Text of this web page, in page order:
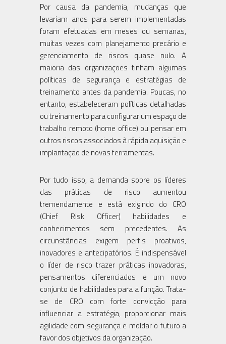
Por causa da pandemia, mudanças que
levariam anos para serem implementadas
foram efetuadas em meses ou semanas,
muitas vezes com planejamento precário e
gerenciamento de riscos quase nulo. A
maioria das organizações tinham algumas
políticas de segurança e estratégias de
treinamento antes da pandemia. Poucas, no
entanto, estabeleceram políticas detalhadas
ou treinamento para configurar um espaço de
trabalho remoto (home office) ou pensar em
outros riscos associados à rápida aquisição e
implantação de novas ferramentas.
Por tudo isso, a demanda sobre os líderes
das práticas de risco aumentou
tremendamente e está exigindo do CRO
(Chief Risk Officer) habilidades e
conhecimentos sem precedentes. As
circunstâncias exigem perfis proativos,
inovadores e antecipatórios. É indispensável
o líder de risco trazer práticas inovadoras,
pensamentos diferenciados e um novo
conjunto de habilidades para a função. Trata-
se de CRO com forte convicção para
influenciar a estratégia, proporcionar mais
agilidade com segurança e moldar o futuro a
favor dos objetivos da organização.